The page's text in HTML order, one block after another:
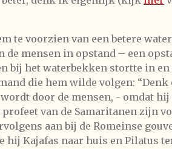
te voorzien van een betere
mensen in opstand – een
bij het waterbekken stortte in
die hem wilde volgen:
door de mensen, - omdat hij
van de Samaritanen zijn
aan bij de Romeinse
Kajafas naar huis en Pilatus